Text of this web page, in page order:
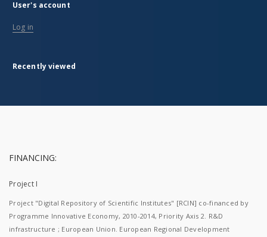
User's account
Log in
Recently viewed
FINANCING:
Project I
Project "Digital Repository of Scientific Institutes" [RCIN] co-financed by
Programme Innovative Economy, 2010-2014, Priority Axis 2. R&D
infrastructure ; European Union. European Regional Development